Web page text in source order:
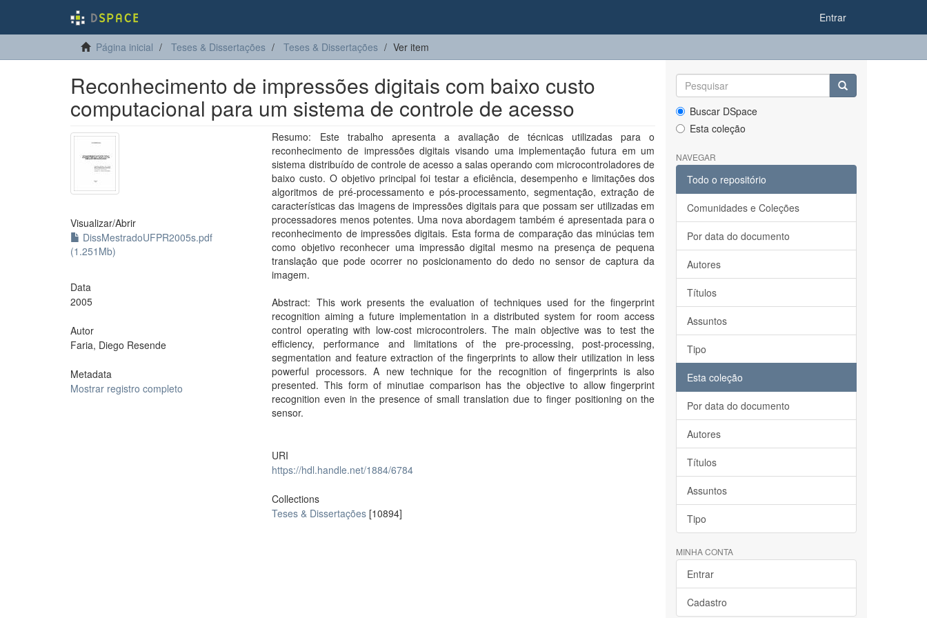
Entrar
Página inicial Teses & Dissertações Teses & Dissertações Ver item
Reconhecimento de impressões digitais com baixo custo
computacional para um sistema de controle de acesso
Visualizar/Abrir
DissMestradoUFPR2005s.pdf
(1.251Mb)
Data
2005
Autor
Faria, Diego Resende
Metadata
Mostrar registro completo
Resumo: Este trabalho apresenta a avaliação de técnicas utilizadas para o
reconhecimento de impressões digitais visando uma implementação futura em um
sistema distribuído de controle de acesso a salas operando com microcontroladores de
baixo custo. O objetivo principal foi testar a eficiência, desempenho e limitações dos
algoritmos de pré-processamento e pós-processamento, segmentação, extração de
características das imagens de impressões digitais para que possam ser utilizadas em
processadores menos potentes. Uma nova abordagem também é apresentada para o
reconhecimento de impressões digitais. Esta forma de comparação das minúcias tem
como objetivo reconhecer uma impressão digital mesmo na presença de pequena
translação que pode ocorrer no posicionamento do dedo no sensor de captura da
imagem.
Abstract: This work presents the evaluation of techniques used for the fingerprint
recognition aiming a future implementation in a distributed system for room access
control operating with low-cost microcontrolers. The main objective was to test the
efficiency, performance and limitations of the pre-processing, post-processing,
segmentation and feature extraction of the fingerprints to allow their utilization in less
powerful processors. A new technique for the recognition of fingerprints is also
presented. This form of minutiae comparison has the objective to allow fingerprint
recognition even in the presence of small translation due to finger positioning on the
sensor.
URI
https://hdl.handle.net/1884/6784
Collections
Teses & Dissertações [10894]
Buscar DSpace
Esta coleção
NAVEGAR
Todo o repositório
Comunidades e Coleções
Por data do documento
Autores
Títulos
Assuntos
Tipo
Esta coleção
Por data do documento
Autores
Títulos
Assuntos
Tipo
MINHA CONTA
Entrar
Cadastro